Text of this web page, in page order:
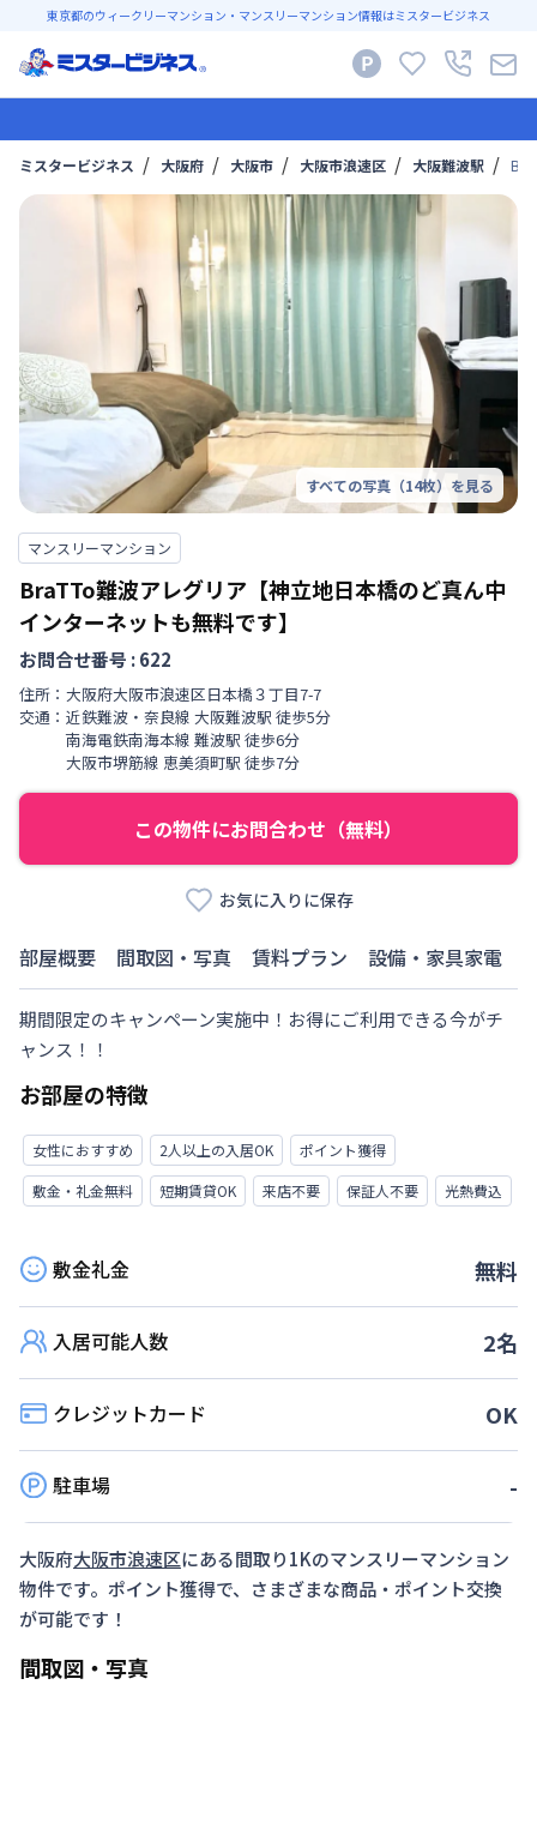
東京都のウィークリーマンション・マンスリーマンション情報はミスタービジネス
ミスタービジネス 大阪府 大阪市 大阪市浪速区 大阪難波駅
すべての写真（14枚）を見る
マンスリーマンション
BraTTo難波アレグリア【神立地日本橋のど真ん中
インターネットも無料です】
お問合せ番号 :622
住所： 大阪府大阪市浪速区日本橋３丁目7-7
交通： 近鉄難波・奈良線 大阪難波駅 徒歩5分
南海電鉄南海本線 難波駅 徒歩6分
大阪市堺筋線 恵美須町駅 徒歩7分
この物件にお問合わせ（無料）
お気に入りに保存
部屋概要 間取図・写真 賃料プラン 設備・家具家電
期間限定のキャンペーン実施中！お得にご利用できる今がチ
ャンス！！
お部屋の特徴
女性におすすめ 2人以上の入居OK
ポイント獲得
敷金・礼金無料
短期賃貸OK 来店不要 保証人不要 光熱費込
敷金礼金 無料
入居可能人数 2名
クレジットカード OK
駐車場 -
大阪府大阪市浪速区にある間取り1Kのマンスリーマンション
物件です。ポイント獲得で、さまざまな商品・ポイント交換
が可能です！
間取図・写真